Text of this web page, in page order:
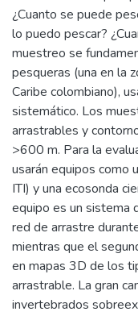
¿Cuanto se puede
lo puedo pescar?
muestreo se
pesqueras (una en la
Caribe colombiano),
sistemático. Los
arrastrables y
>600 m. Para la
usarán equipos como
ITI) y una ecosonda
equipo es un sistema
red de arrastre
mientras que el
en mapas 3D de los
arrastrable. La gran
invertebrados